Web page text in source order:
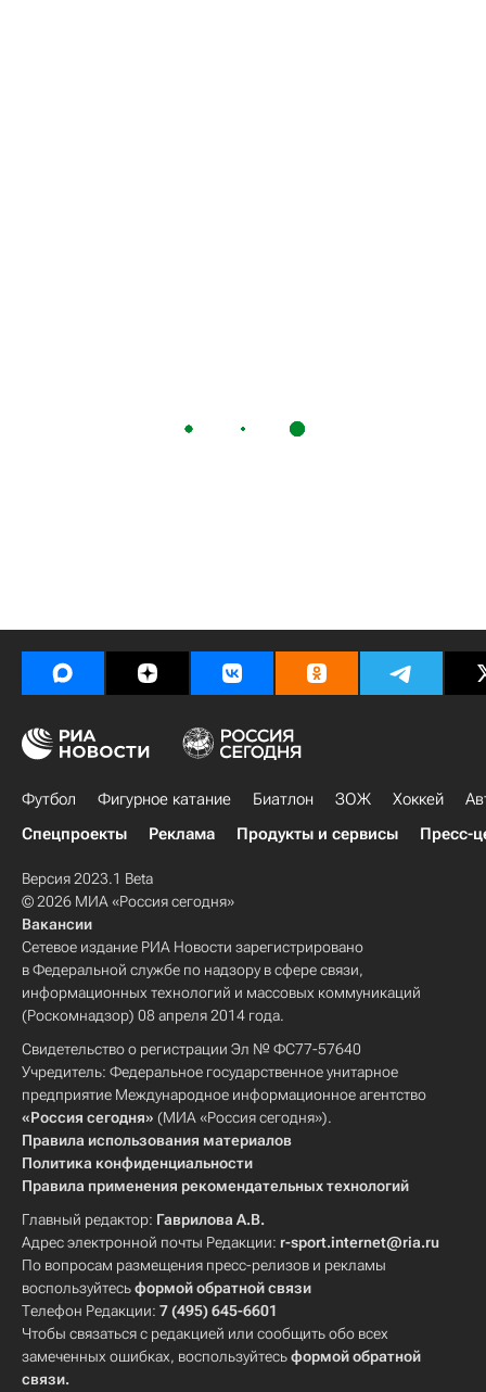
Футбол Фигурное катание Биатлон ЗОЖ Хоккей
Спецпроекты
Реклама Продукты и сервисы Пресс-
Версия 2023.1 Beta
© 2026 МИА «Россия сегодня»
Вакансии
Сетевое издание РИА Новости зарегистрировано
в Федеральной службе по надзору в сфере связи,
информационных технологий и массовых коммуникаций
(Роскомнадзор) 08 апреля 2014 года.
Свидетельство о регистрации Эл № ФС77-57640
Учредитель: Федеральное государственное унитарное
предприятие Международное информационное агентство
«Россия сегодня» (МИА «Россия сегодня»).
Правила использования материалов
Политика конфиденциальности
Правила применения рекомендательных технологий
Главный редактор: Гаврилова А.В.
Адрес электронной почты Редакции: r-sport.internet@ria.ru
По вопросам размещения пресс-релизов и рекламы
воспользуйтесьформой обратной связи
Телефон Редакции: 7 (495) 645-6601
Чтобы связаться с редакцией или сообщить обо всех
замеченных ошибках, воспользуйтесьформой обратной
связи.